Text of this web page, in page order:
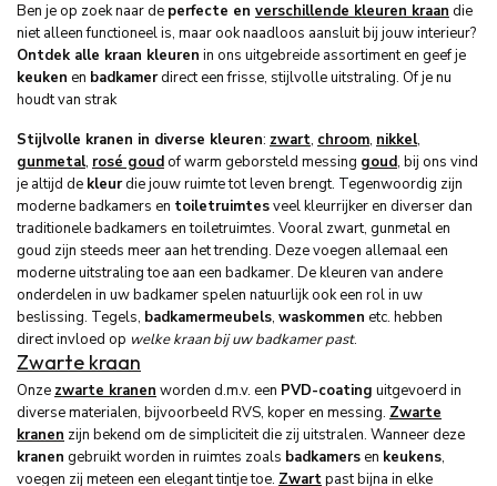
Ben je op zoek naar de perfecte en verschillende kleuren kraan die
niet alleen functioneel is, maar ook naadloos aansluit bij jouw interieur?
Ontdek alle kraan kleuren in ons uitgebreide assortiment en geef je
keuken en badkamerdirect een frisse, stijlvolle uitstraling. Of je nu
houdt van strak
Stijlvolle kranen in diverse kleuren: zwart, chroom, nikkel,
gunmetal, rosé goudof warm geborsteld messing goud, bij ons vind
je altijd de kleurdie jouw ruimte tot leven brengt. Tegenwoordig zijn
moderne badkamers en toiletruimtesveel kleurrijker en diverser dan
traditionele badkamers en toiletruimtes. Vooral zwart, gunmetal en
goud zijn steeds meer aan het trending. Deze voegen allemaal een
moderne uitstraling toe aan een badkamer. De kleuren van andere
onderdelen in uw badkamer spelen natuurlijk ook een rol in uw
beslissing. Tegels, badkamermeubels, waskommen etc. hebben
direct invloed op welke kraan bij uw badkamer past.
Zwarte kraan
Onze zwarte kranen worden d.m.v. een PVD-coating uitgevoerd in
diverse materialen, bijvoorbeeld RVS, koper en messing. Zwarte
kranen zijn bekend om de simpliciteit die zij uitstralen. Wanneer deze
kranen gebruikt worden in ruimtes zoals badkamersen keukens,
voegen zij meteen een elegant tintje toe. Zwartpast bijna in elke